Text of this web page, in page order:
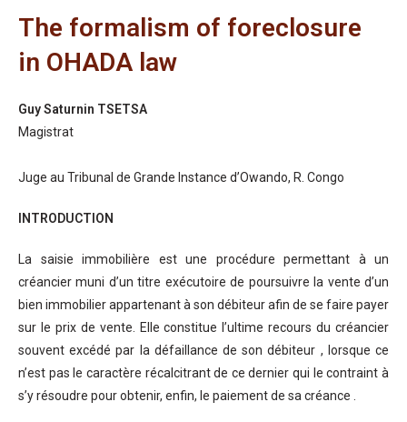
The formalism of foreclosure
in OHADA law
Guy Saturnin TSETSA
Magistrat
Juge au Tribunal de Grande Instance d’Owando, R. Congo
INTRODUCTION
La saisie immobilière est une procédure permettant à un
créancier muni d’un titre exécutoire de poursuivre la vente d’un
bien immobilier appartenant à son débiteur afin de se faire payer
sur le prix de vente. Elle constitue l’ultime recours du créancier
souvent excédé par la défaillance de son débiteur , lorsque ce
n’est pas le caractère récalcitrant de ce dernier qui le contraint à
s’y résoudre pour obtenir, enfin, le paiement de sa créance .